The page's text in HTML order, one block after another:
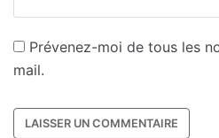
Prévenez-moi de tous les
mail.